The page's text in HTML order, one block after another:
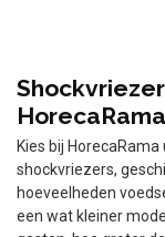
HorecaRama
Kies bij
shockvriezers,
hoeveelheden
een wat kleiner